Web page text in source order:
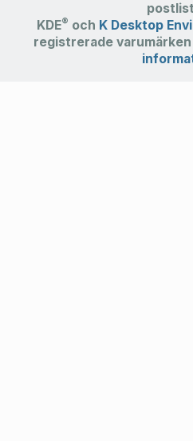
KDE® och K Desktop
registrerade varumärken